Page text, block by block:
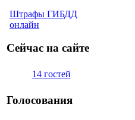
Штрафы ГИБДД
онлайн
Сейчас на сайте
14 гостей
Голосования